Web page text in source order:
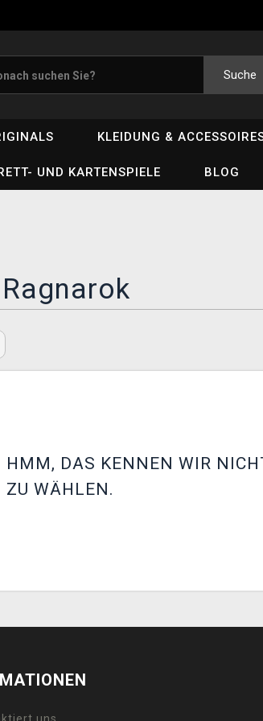
Suche
KLEIDUNG &
UND KARTENSPIELE BLOG
HMM, DAS KENNEN WIR
ZU WÄHLEN.